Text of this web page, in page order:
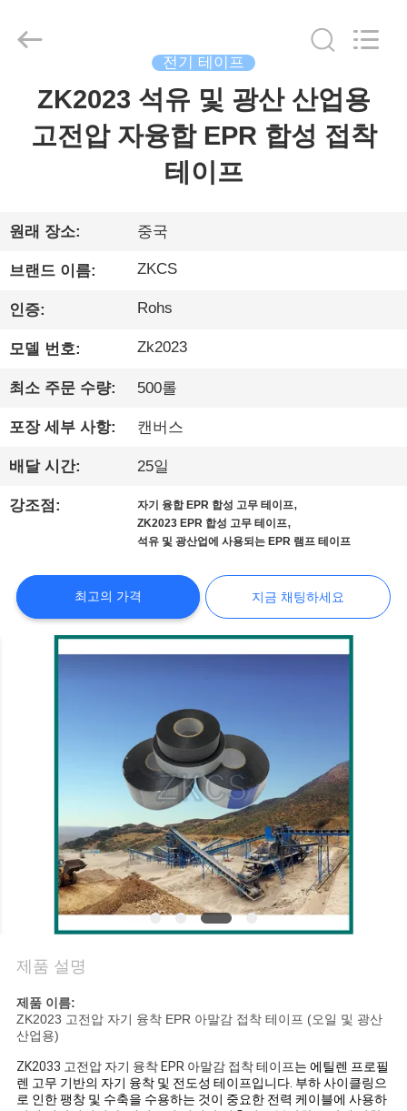
비
디
우
리
에
대
공
문
의
하
기
2026
HENGYANG
Reserved.
전기 테이프
ZK2023 석유 및 광산 산업용
고전압 자융합 EPR 합성 접착
테이프
원래 장소: 중국
브랜드 이름: ZKCS
인증: Rohs
모델 번호: Zk2023
최소 주문 수량: 500롤
포장 세부 사항: 캔버스
배달 시간: 25일
강조점: 자기 융합 EPR 합성 고무 테이프,
ZK2023 EPR 합성 고무 테이프,
석유 및 광산업에 사용되는 EPR 램프 테이프
최고의 가격 지금 채팅하세요
제품 설명
제품 이름:
ZK2023 고전압 자기 융착 EPR 아말감 접착 테이프 (오일 및 광산
산업용)
ZK2033 고전압 자기 융착 EPR 아말감 접착 테이프는 에틸렌 프로필
렌 고무 기반의 자기 융착 및 전도성 테이프입니다. 부하 사이클링으
로 인한 팽창 및 수축을 수용하는 것이 중요한 전력 케이블에 사용하